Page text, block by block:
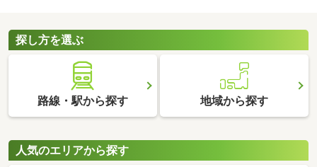
探し方を選ぶ
路線・駅から探す 地域から探す
人気のエリアから探す